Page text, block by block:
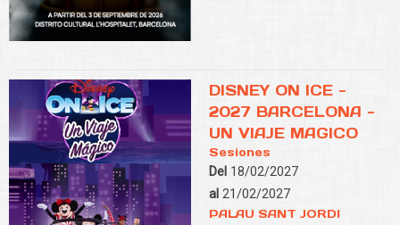
DISNEY ON ICE -
2027 BARCELONA -
UN VIAJE MAGICO
Sesiones
Del 18/02/2027
al 21/02/2027
PALAU SANT JORDI